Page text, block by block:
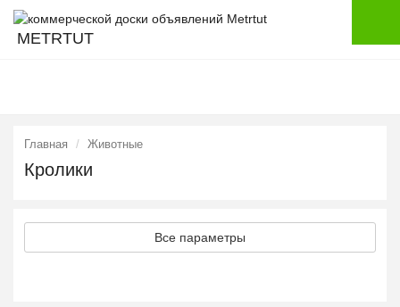
METRTUT
Главная Животные
Кролики
Все параметры